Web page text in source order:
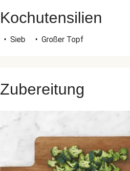
Kochutensilien
• Sieb • Großer Topf
Zubereitung